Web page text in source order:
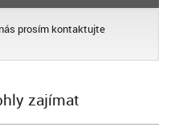
prosím kontaktujte
zajímat